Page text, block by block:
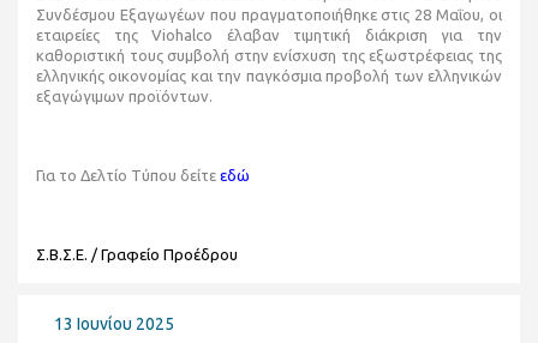
Συνδέσμου Εξαγωγέων που πραγματοποιήθηκε στις 28 Μαΐου, οι
εταιρείες της Viohalco έλαβαν τιμητική διάκριση για την
καθοριστική τους συμβολή στην ενίσχυση της εξωστρέφειας της
ελληνικής οικονομίας και την παγκόσμια προβολή των ελληνικών
εξαγώγιμων προϊόντων.
Για το Δελτίο Τύπου δείτε εδώ
Σ.Β.Σ.Ε. / Γραφείο Προέδρου
13 Ιουνίου 2025